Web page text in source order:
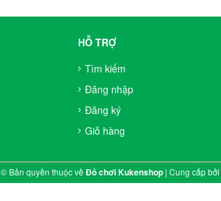
HỖ TRỢ
Tìm kiếm
Đăng nhập
Đăng ký
Giỏ hàng
© Bản quyền thuộc vềĐồ chơi Kukenshop| Cung cấp bởi